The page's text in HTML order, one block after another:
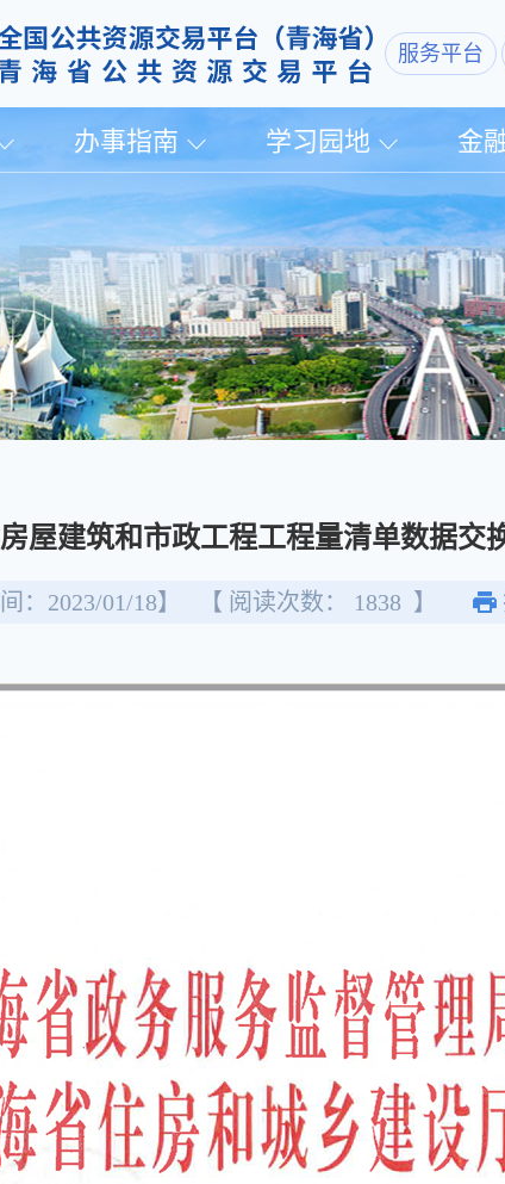
服务平台
办事指南 学习园地 金
屋建筑和市政工程工程量清单数据交
：2023/01/18】 【 阅读次数： 1838 】